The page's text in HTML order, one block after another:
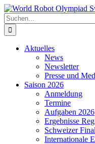
Zum
Inhalt
springen
Suche
nach:
Aktuelles
News
Newsletter
Presse und
Saison 2026
Anmeldung
Termine
Aufgaben 2026
Ergebnisse
Schweizer
Internationale